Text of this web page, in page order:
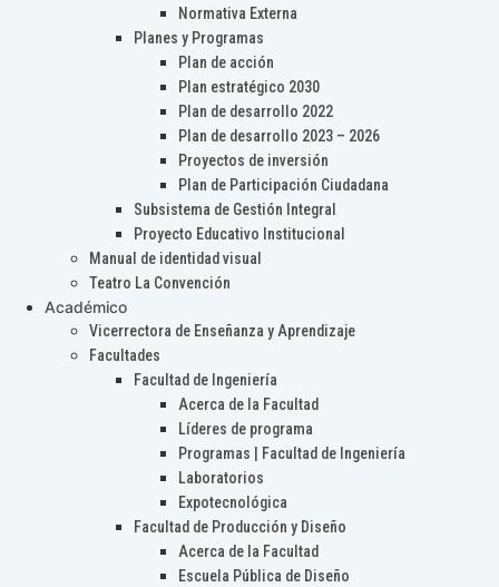
Normativa Externa
Planes y Programas
Plan de acción
Plan estratégico 2030
Plan de desarrollo 2022
Plan de desarrollo 2023 – 2026
Proyectos de inversión
Plan de Participación Ciudadana
Subsistema de Gestión Integral
Proyecto Educativo Institucional
Manual de identidad visual
Teatro La Convención
Académico
Vicerrectora de Enseñanza y Aprendizaje
Facultades
Facultad de Ingeniería
Acerca de la Facultad
Líderes de programa
Programas | Facultad de Ingeniería
Laboratorios
Expotecnológica
Facultad de Producción y Diseño
Acerca de la Facultad
Escuela Pública de Diseño